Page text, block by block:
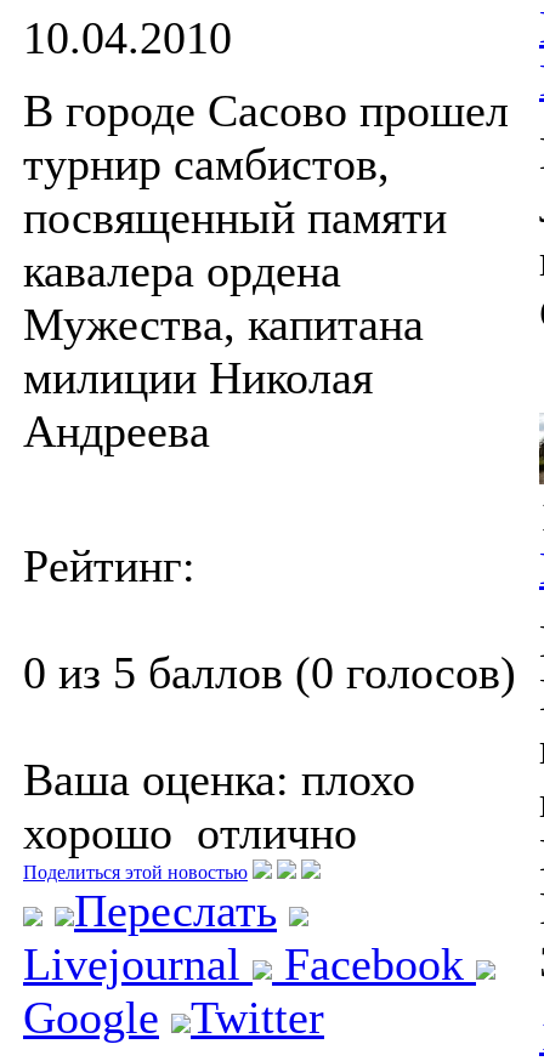
10.04.2010
В городе Сасово прошел
турнир самбистов,
посвященный памяти
кавалера ордена
Мужества, капитана
милиции Николая
Андреева
Рейтинг:
0 из 5 баллов (0 голосов)
Ваша оценка: плохо
хорошо отлично
Поделиться этой новостью
Переслать
Livejournal
Facebook
Google
Twitter